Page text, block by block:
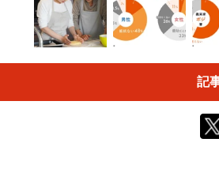
記